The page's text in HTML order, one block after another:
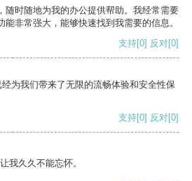
随时随地为我的办公提供帮助。我经常需要
非常强大，能够快速找到我需要的信息。
支持[0] 反对[0]
为我们带来了无限的流畅体验和安全性保
支持[0] 反对[0]
我久久不能忘怀。